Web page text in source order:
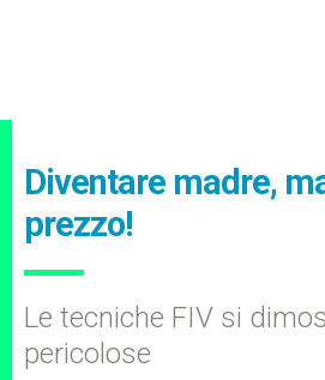
Diventare madre,
prezzo!
Le tecniche FIV si
pericolose